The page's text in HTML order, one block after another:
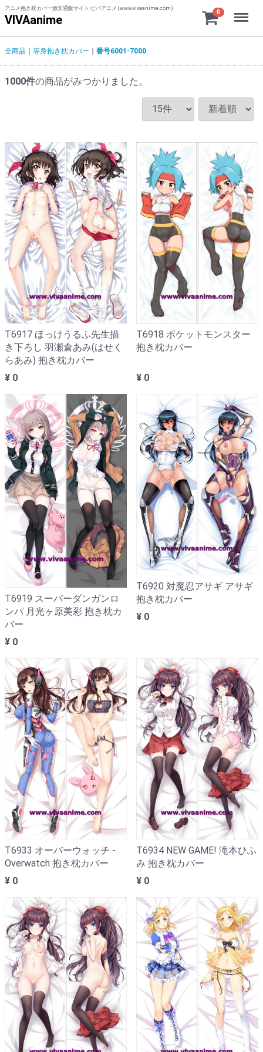
アニメ抱き枕カバー激安通販サイト:ビバアニメ (www.vivaanime.com)
VIVAanime
0 Menu
全商品 等身抱き枕カバー 番号6001-7000
1000件の商品がみつかりました。
T6917 ほっけうるふ先生描
き下ろし 羽瀬倉あみ(はせく
らあみ) 抱き枕カバー
¥ 0
T6918 ポケットモンスター
抱き枕カバー
¥ 0
T6919 スーパーダンガンロ
ンパ 月光ヶ原美彩 抱き枕カ
バー
¥ 0
T6920 対魔忍アサギ アサギ
抱き枕カバー
¥ 0
T6933 オーバーウォッチ -
Overwatch 抱き枕カバー
¥ 0
T6934 NEW GAME! 滝本ひふ
み 抱き枕カバー
¥ 0